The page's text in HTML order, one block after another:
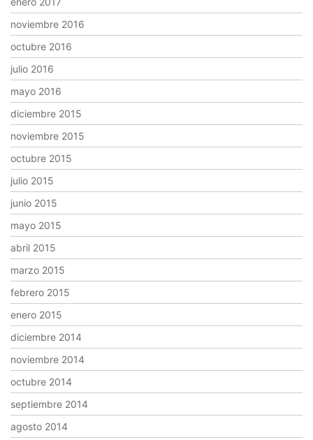
noviembre 2016
octubre 2016
julio 2016
mayo 2016
diciembre 2015
noviembre 2015
octubre 2015
julio 2015
junio 2015
mayo 2015
abril 2015
marzo 2015
febrero 2015
enero 2015
diciembre 2014
noviembre 2014
octubre 2014
septiembre 2014
agosto 2014